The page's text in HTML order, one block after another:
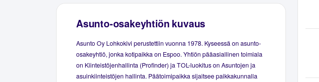
Asunto-osakeyhtiön kuvaus
Asunto Oy Lohkokivi perustettiin vuonna 1978. Kyseessä on asunto-
osakeyhtiö, jonka kotipaikka on Espoo. Yhtiön pääasiallinen toimiala
on Kiinteistöjenhallinta (Profinder) ja TOL-luokitus on Asuntojen ja
asuinkiinteistöjen hallinta. Päätoimipaikka sijaitsee paikkakunnalla